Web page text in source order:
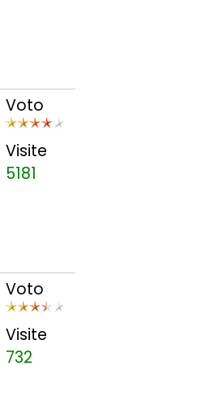
Voto
Visite
5181
Voto
Visite
732